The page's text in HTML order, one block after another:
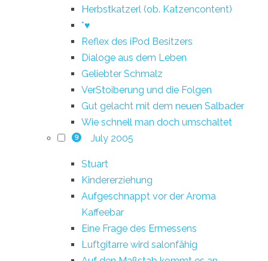
Herbstkatzerl (ob. Katzencontent)
*♥
Reflex des iPod Besitzers
Dialoge aus dem Leben
Geliebter Schmalz
VerStoiberung und die Folgen
Gut gelacht mit dem neuen Salbader
Wie schnell man doch umschaltet
9 July 2005
Stuart
Kindererziehung
Aufgeschnappt vor der Aroma
Kaffeebar
Eine Frage des Ermessens
Luftgitarre wird salonfähig